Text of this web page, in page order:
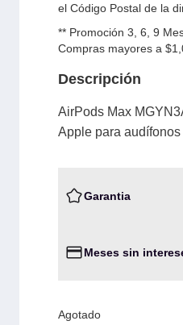
el Código Postal de la
** Promoción 3, 6, 9
Compras mayores a
Descripción
AirPods Max
Apple para
Garantia
Meses sin
Agotado